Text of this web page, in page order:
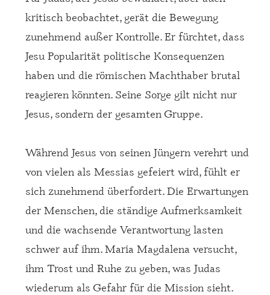
kritisch beobachtet, gerät die Bewegung
zunehmend außer Kontrolle. Er fürchtet, dass
Jesu Popularität politische Konsequenzen
haben und die römischen Machthaber brutal
reagieren könnten. Seine Sorge gilt nicht nur
Jesus, sondern der gesamten Gruppe.
Während Jesus von seinen Jüngern verehrt und
von vielen als Messias gefeiert wird, fühlt er
sich zunehmend überfordert. Die Erwartungen
der Menschen, die ständige Aufmerksamkeit
und die wachsende Verantwortung lasten
schwer auf ihm. Maria Magdalena versucht,
ihm Trost und Ruhe zu geben, was Judas
wiederum als Gefahr für die Mission sieht.